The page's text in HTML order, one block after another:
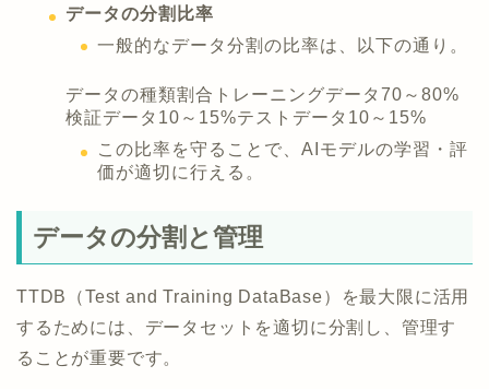
データの分割比率
一般的なデータ分割の比率は、以下の通り。
データの種類割合トレーニングデータ70～80%
検証データ10～15%テストデータ10～15%
この比率を守ることで、AIモデルの学習・評
価が適切に行える。
データの分割と管理
TTDB（Test and Training DataBase）を最大限に活用
するためには、データセットを適切に分割し、管理す
ることが重要です。